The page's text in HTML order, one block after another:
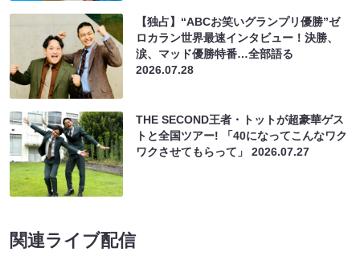
【独占】“ABCお笑いグランプリ優勝”ゼ
ロカラン世界最速インタビュー！決勝、
涙、マッド優勝特番…全部語る
2026.07.28
THE SECOND王者・トットが超豪華ゲス
トと全国ツアー! 「40になってこんなワク
ワクさせてもらって」2026.07.27
関連ライブ配信